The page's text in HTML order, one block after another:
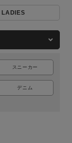
LADIES
スニーカー
デニム